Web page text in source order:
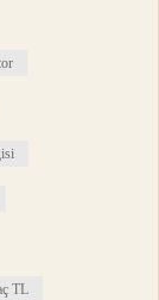
TL